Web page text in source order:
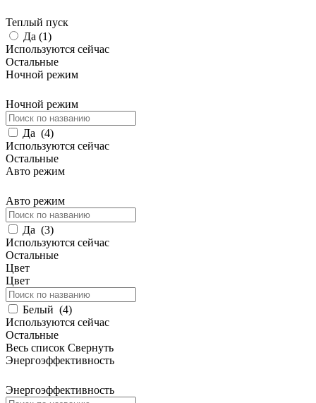
Теплый пуск
Да (1)
Используются сейчас
Остальные
Ночной режим
Ночной режим
Да (4)
Используются сейчас
Остальные
Авто режим
Авто режим
Да (3)
Используются сейчас
Остальные
Цвет
Цвет
Белый (4)
Используются сейчас
Остальные
Весь список Свернуть
Энергоэффективность
Энергоэффективность